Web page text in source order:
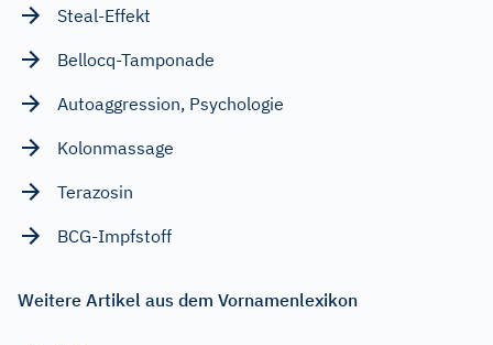
Steal-Effekt
Bellocq-Tamponade
Autoaggression, Psychologie
Kolonmassage
Terazosin
BCG-Impfstoff
Weitere Artikel aus dem Vornamenlexikon